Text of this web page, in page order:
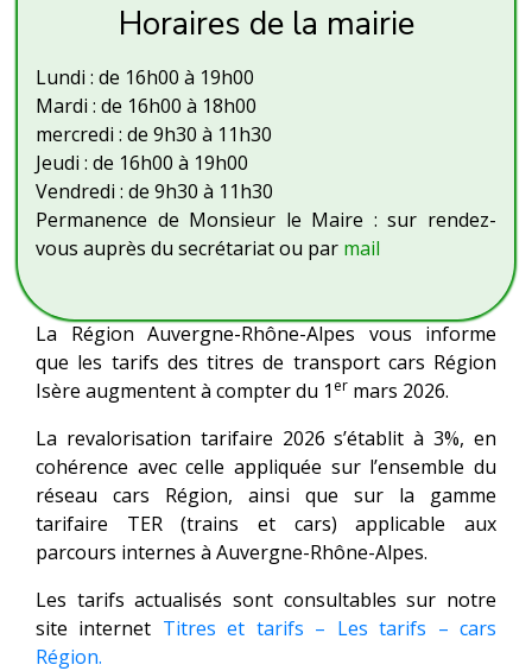
Horaires de la mairie
Lundi : de 16h00 à 19h00
Mardi : de 16h00 à 18h00
mercredi : de 9h30 à 11h30
Jeudi : de 16h00 à 19h00
Vendredi : de 9h30 à 11h30
Permanence de Monsieur le Maire : sur rendez-
vous auprès du secrétariat ou par mail
La Région Auvergne-Rhône-Alpes vous informe
que les tarifs des titres de transport cars Région
Isère augmentent à compter du 1 er mars 2026.
La revalorisation tarifaire 2026 s’établit à 3%, en
cohérence avec celle appliquée sur l’ensemble du
réseau cars Région, ainsi que sur la gamme
tarifaire TER (trains et cars) applicable aux
parcours internes à Auvergne-Rhône-Alpes.
Les tarifs actualisés sont consultables sur notre
site internet Titres et tarifs – Les tarifs – cars
Région.